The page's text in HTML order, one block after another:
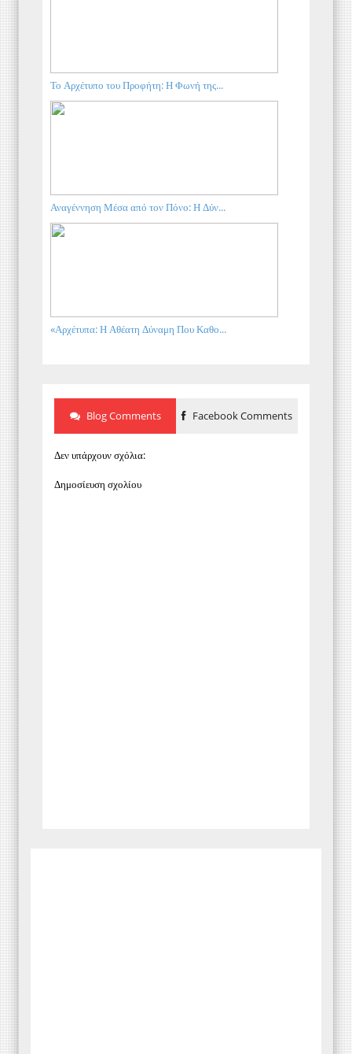
Το Αρχέτυπο του Προφήτη: Η Φωνή της...
Αναγέννηση Μέσα από τον Πόνο: Η Δύν...
«Αρχέτυπα: Η Αθέατη Δύναμη Που Καθο...
Blog Comments Facebook Comments
Δεν υπάρχουν σχόλια:
Δημοσίευση σχολίου